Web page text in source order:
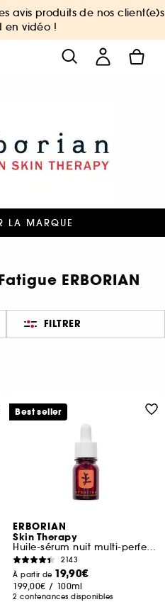
avis produits de nos client(e)s
en vidéo !
LA MARQUE
ERBORIAN
FILTRER
ERBORIAN
Skin Therapy
Huile-sérum nuit multi-perfectrice
2143
À partir de 19,90€
199,00€ / 100ml
2 contenances disponibles
Best seller